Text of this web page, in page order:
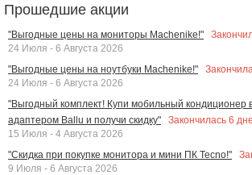
Прошедшие акции
"Выгодные цены на мониторы Machenike!"
24 Июля - 6 Августа 2026
"Выгодные цены на ноутбуки Machenike!"
24 Июля - 6 Августа 2026
"Выгодный комплект! Купи мобильный кондиционер
адаптером Ballu и получи скидку"
Закончилась 6
15 Июля - 4 Августа 2026
"Скидка при покупке монитора и мини ПК Tecno!"
9 Июля - 6 Августа 2026